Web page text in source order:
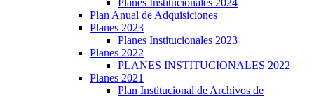
Planes Institucionales 2024
Plan Anual de Adquisiciones
Planes 2023
Planes Institucionales 2023
Planes 2022
PLANES INSTITUCIONALES 2022
Planes 2021
Plan Institucional de Archivos de